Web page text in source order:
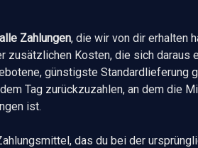
alle Zahlungen, die wir von dir erhalten
Kosten, die sich daraus
günstigste Standardlieferung
Tag zurückzuzahlen, an dem die
ist.
das du bei der